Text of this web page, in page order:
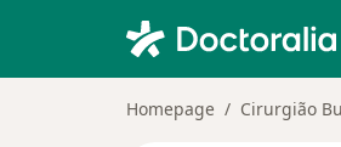
Homepage Cirurgião